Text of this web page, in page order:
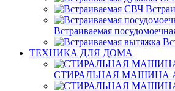
Встраиваемая
ТЕХНИКА ДЛЯ ДОМА
СТИРАЛЬНАЯ МАШИНА